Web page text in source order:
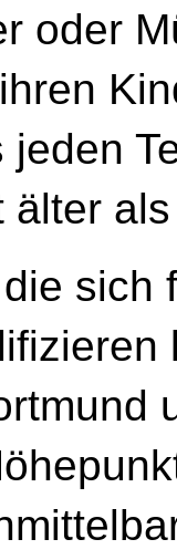
oder
älter
sich